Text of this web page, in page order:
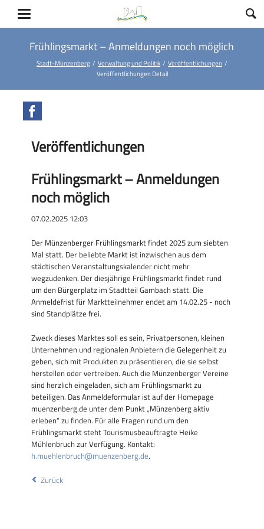
Frühlingsmarkt – Anmeldungen noch möglich
Stadt-Münzenberg Verwaltung und Politik
Veröffentlichungen
Veröffentlichungen Detail
Veröffentlichungen
Frühlingsmarkt – Anmeldungen
noch möglich
07.02.2025 12:03
Der Münzenberger Frühlingsmarkt findet 2025 zum siebten
Mal statt. Der beliebte Markt ist inzwischen aus dem
städtischen Veranstaltungskalender nicht mehr
wegzudenken. Der diesjährige Frühlingsmarkt findet rund
um den Bürgerplatz im Stadtteil Gambach statt. Die
Anmeldefrist für Marktteilnehmer endet am 14.02.25 - noch
sind Standplätze frei.
Zweck dieses Marktes soll es sein, Privatpersonen, kleinen
Unternehmen und regionalen Anbietern die Gelegenheit zu
geben, sich mit Produkten zu präsentieren, die sie selbst
herstellen oder vertreiben. Auch die Münzenberger Vereine
sind herzlich eingeladen, sich am Frühlingsmarkt zu
beteiligen. Das Anmeldeformular ist auf der Homepage
muenzenberg.de unter dem Punkt „Münzenberg aktiv
erleben“ zu finden. Für alle Fragen rund um den
Frühlingsmarkt steht Tourismusbeauftragte Heike
Mühlenbruch zur Verfügung. Kontakt:
h.muehlenbruch@muenzenberg.de.
Zurück